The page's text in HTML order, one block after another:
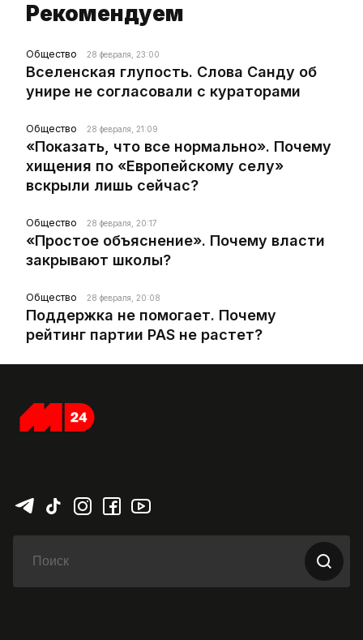
Рекомендуем
Общество 28 февраля, 23:00
Вселенская глупость. Слова Санду об
унире не согласовали с кураторами
Общество 28 февраля, 21:09
«Показать, что все нормально». Почему
хищения по «Европейскому селу»
вскрыли лишь сейчас?
Общество 28 февраля, 20:17
«Простое объяснение». Почему власти
закрывают школы?
Общество 28 февраля, 20:08
Поддержка не помогает. Почему
рейтинг партии PAS не растет?